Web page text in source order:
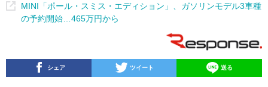
MINI「ポール・スミス・エディション」、ガソリンモデル3車種
の予約開始…465万円から
シェア ツイート 送る